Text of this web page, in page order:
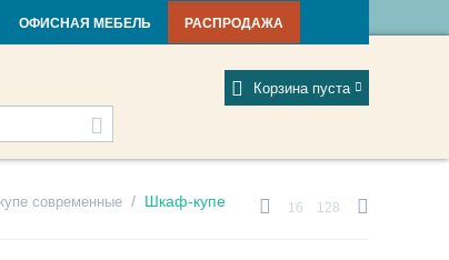
Мой профиль
Фабрики Отзывы
Корзина пуста
ОФИСНАЯ МЕБЕЛЬ РАСПРОДАЖА
современные / Шкаф-купе
16 128